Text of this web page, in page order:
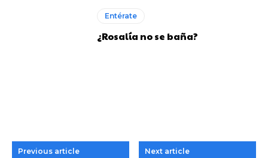
Entérate
¿Rosalía no se baña?
Previous article Next article